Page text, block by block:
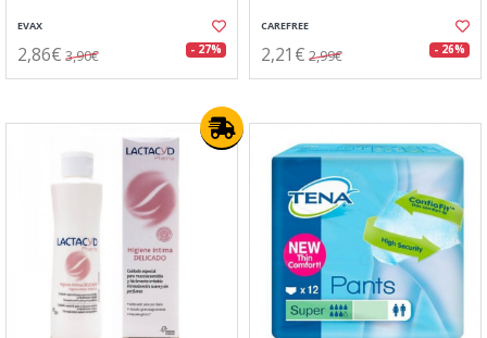
EVAX
2,86€ 3,90€ - 27%
CAREFREE
2,21€ 2,99€ - 26%